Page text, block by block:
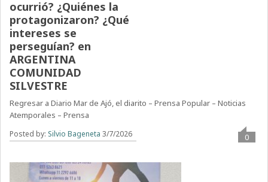
ocurrió? ¿Quiénes la
protagonizaron? ¿Qué
intereses se
perseguían? en
ARGENTINA
COMUNIDAD
SILVESTRE
Regresar a Diario Mar de Ajó, el diarito – Prensa Popular – Noticias
Atemporales – Prensa
Posted by: Silvio Bageneta 3/7/2026 0